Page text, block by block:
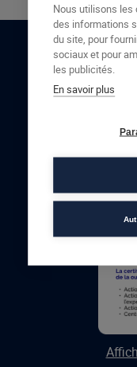
Nous utilisons les
des informations
du site, pour
sociaux et pour
les publicités.
En savoir plus